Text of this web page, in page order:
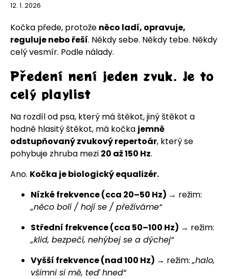
12. 1. 2026
Kočka přede, protože něco ladí, opravuje,
reguluje nebo řeší. Někdy sebe. Někdy tebe. Někdy
celý vesmír. Podle nálady.
Předení není jeden zvuk. Je to
celý playlist
Na rozdíl od psa, který má štěkot, jiný štěkot a
hodně hlasitý štěkot, má kočka jemně
odstupňovaný zvukový repertoár, který se
pohybuje zhruba mezi 20 až 150 Hz.
Ano. Kočka je biologický equalizér.
Nízké frekvence (cca 20–50 Hz) → režim:
„něco bolí / hojí se / přežíváme“
Střední frekvence (cca 50–100 Hz) → režim:
„klid, bezpečí, nehýbej se a dýchej“
Vyšší frekvence (nad 100 Hz) → režim:„halo,
všimni si mě, teď hned“